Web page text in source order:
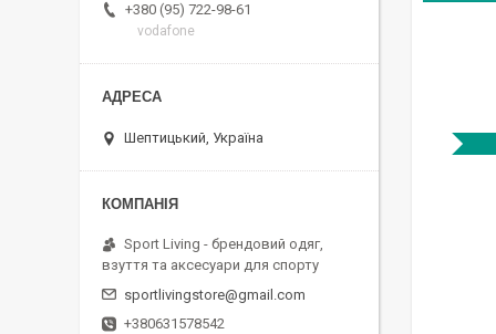
+380 (95) 722-98-61
vodafone
Шептицький, Україна
Sport Living - брендовий одяг,
взуття та аксесуари для спорту
sportlivingstore@gmail.com
+380631578542